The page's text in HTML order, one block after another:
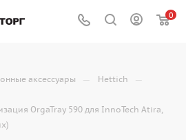
0
аксессуары — Hettich —
OrgaTray 590 для InnoTech Atira,